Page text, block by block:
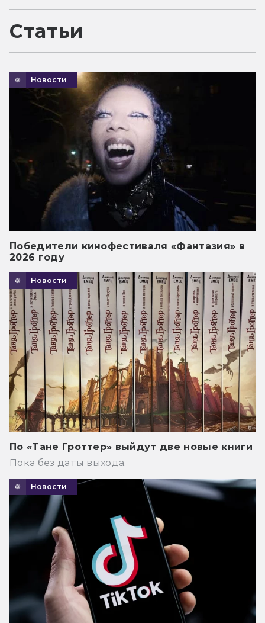
Статьи
Новости
Победители кинофестиваля «Фантазия» в
2026 году
Новости
По «Тане Гроттер» выйдут две новые книги
Пока без даты выхода.
Новости